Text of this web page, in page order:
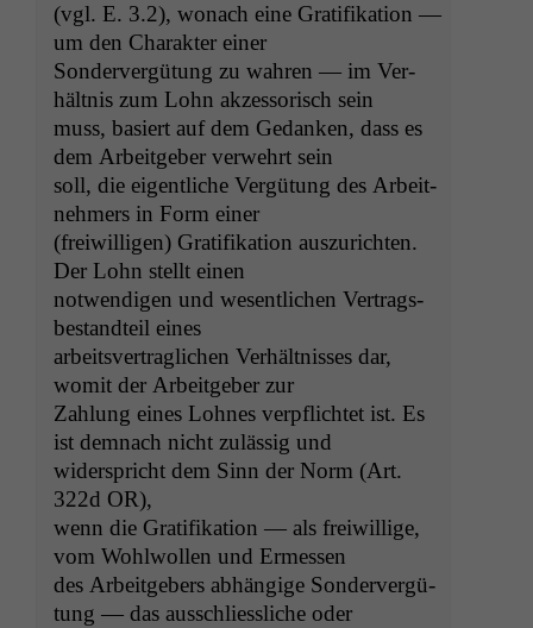
(vgl. E. 3.2), wonach eine Grat­i­fika­tion —
um den Charak­ter einer
Son­dervergü­tung zu wahren — im Ver­
hält­nis zum Lohn akzes­sorisch sein
muss, basiert auf dem Gedanken, dass es
dem Arbeit­ge­ber ver­wehrt sein
soll, die eigentliche Vergü­tung des Arbeit­
nehmers in Form einer
(frei­willi­gen) Grat­i­fika­tion auszuricht­en.
Der Lohn stellt einen
notwendi­gen und wesentlichen Ver­trags­
be­standteil eines
arbeitsver­traglichen Ver­hält­niss­es dar,
wom­it der Arbeit­ge­ber zur
Zahlung eines Lohnes verpflichtet ist. Es
ist dem­nach nicht zuläs­sig und
wider­spricht dem Sinn der Norm (Art.
322d OR),
wenn die Grat­i­fika­tion — als frei­willige,
vom Wohlwollen und Ermessen
des Arbeit­ge­bers abhängige Son­dervergü­
tung — das auss­chliessliche oder